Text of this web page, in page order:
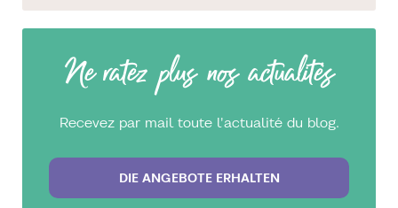
Ne ratez plus nos actualités
Recevez par mail toute l'actualité du blog.
DIE ANGEBOTE ERHALTEN